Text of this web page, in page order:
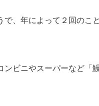
、年によって２回のこ
ビニやスーパーなど「